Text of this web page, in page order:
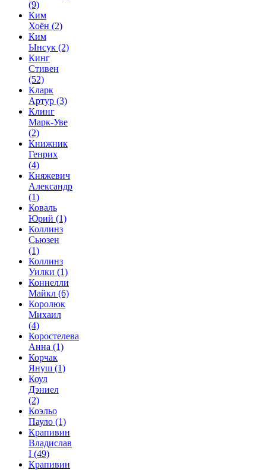
(9)
Ким
Хоён (2)
Ким
Ынсук (2)
Кинг
Стивен
(52)
Кларк
Артур (3)
Клинг
Марк-Уве
(2)
Книжник
Генрих
(4)
Княжевич
Александр
(1)
Коваль
Юрий (1)
Коллинз
Сьюзен
(1)
Коллинз
Уилки (1)
Коннелли
Майкл (6)
Королюк
Михаил
(4)
Коростелева
Анна (1)
Корчак
Януш (1)
Коул
Дэниел
(2)
Коэльо
Пауло (1)
Крапивин
Владислав
I (49)
Крапивин